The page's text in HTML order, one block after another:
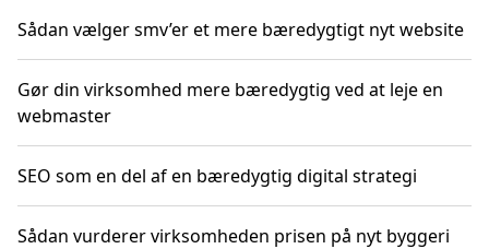
Sådan vælger smv’er et mere bæredygtigt nyt website
Gør din virksomhed mere bæredygtig ved at leje en
webmaster
SEO som en del af en bæredygtig digital strategi
Sådan vurderer virksomheden prisen på nyt byggeri